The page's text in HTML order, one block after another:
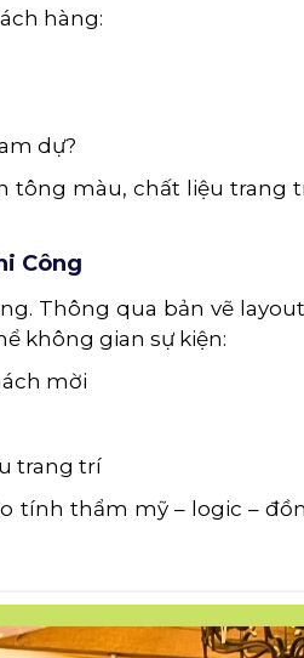
hàng:
dự?
tông màu, chất liệu trang
Công
Thông qua bản vẽ
không gian sự kiện:
mời
trang trí
tính thẩm mỹ – logic –